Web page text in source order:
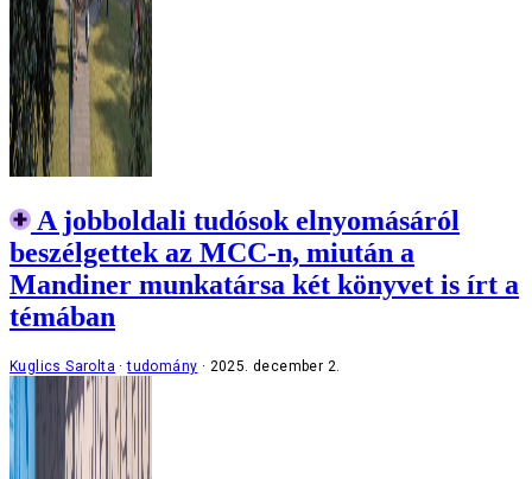
A jobboldali tudósok elnyomásáról
beszélgettek az MCC-n, miután a
Mandiner munkatársa két könyvet is írt a
témában
Kuglics Sarolta tudomány 2025. december 2.